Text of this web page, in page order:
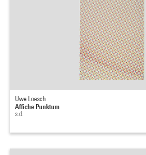
Uwe Loesch
Affiche Punktum
s.d.